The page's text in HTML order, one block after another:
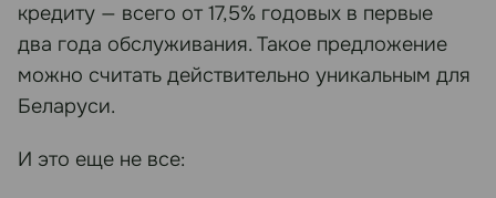
кредиту — всего от 17,5% годовых в первые
два года обслуживания. Такое предложение
можно считать действительно уникальным для
Беларуси.
И это еще не все: